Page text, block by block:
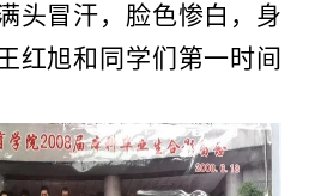
头冒汗，脸色惨白，身
红旭和同学们第一时间